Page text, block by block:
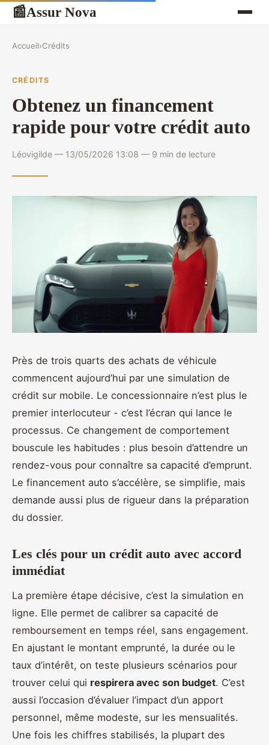
📰Assur Nova
Accueil›Crédits
CRÉDITS
Obtenez un financement
rapide pour votre crédit auto
Léovigilde — 13/05/2026 13:08 — 9 min de lecture
Près de trois quarts des achats de véhicule
commencent aujourd’hui par une simulation de
crédit sur mobile. Le concessionnaire n’est plus le
premier interlocuteur - c’est l’écran qui lance le
processus. Ce changement de comportement
bouscule les habitudes : plus besoin d’attendre un
rendez-vous pour connaître sa capacité d’emprunt.
Le financement auto s’accélère, se simplifie, mais
demande aussi plus de rigueur dans la préparation
du dossier.
Les clés pour un crédit auto avec accord
immédiat
La première étape décisive, c’est la simulation en
ligne. Elle permet de calibrer sa capacité de
remboursement en temps réel, sans engagement.
En ajustant le montant emprunté, la durée ou le
taux d’intérêt, on teste plusieurs scénarios pour
trouver celui qui respirera avec son budget. C’est
aussi l’occasion d’évaluer l’impact d’un apport
personnel, même modeste, sur les mensualités.
Une fois les chiffres stabilisés, la plupart des